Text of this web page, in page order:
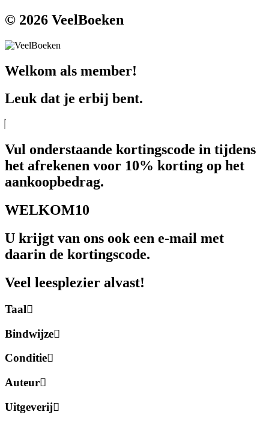
© 2026 VeelBoeken
Welkom als member!
Leuk dat je erbij bent.
Vul onderstaande kortingscode in tijdens
het afrekenen voor 10% korting op het
aankoopbedrag.
WELKOM10
U krijgt van ons ook een e-mail met
daarin de kortingscode.
Veel leesplezier alvast!
Taal
Bindwijze
Conditie
Auteur
Uitgeverij